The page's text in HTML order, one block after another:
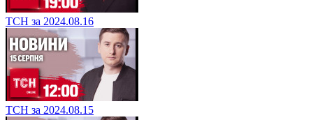
ТСН за 2024.08.16
ТСН за 2024.08.15